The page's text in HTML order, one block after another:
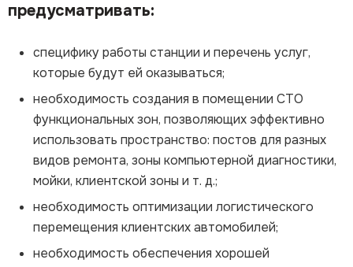
предусматривать:
специфику работы станции и перечень услуг,
которые будут ей оказываться;
необходимость создания в помещении СТО
функциональных зон, позволяющих эффективно
использовать пространство: постов для разных
видов ремонта, зоны компьютерной диагностики,
мойки, клиентской зоны и т. д.;
необходимость оптимизации логистического
перемещения клиентских автомобилей;
необходимость обеспечения хорошей